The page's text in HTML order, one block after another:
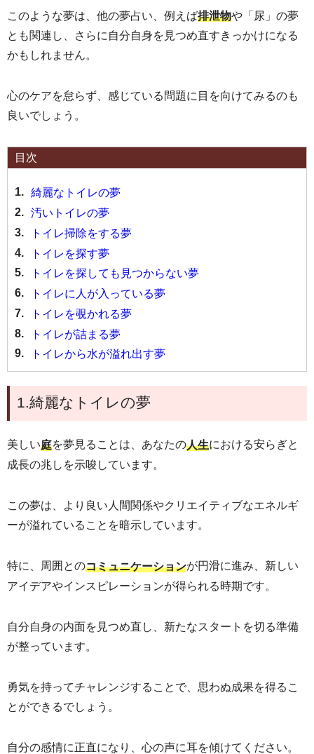
このような夢は、他の夢占い、例えば排泄物や「尿」の夢
とも関連し、さらに自分自身を見つめ直すきっかけになる
かもしれません。
心のケアを怠らず、感じている問題に目を向けてみるのも
良いでしょう。
目次
1. 綺麗なトイレの夢
2. 汚いトイレの夢
3.
トイレ掃除をする夢
4.
トイレを探す夢
5.
トイレを探しても見つからない夢
6.
トイレに人が入っている夢
7.
トイレを覗かれる夢
8.
トイレが詰まる夢
9.
トイレから水が溢れ出す夢
1.綺麗なトイレの夢
美しい庭を夢見ることは、あなたの人生における安らぎと
成長の兆しを示唆しています。
この夢は、より良い人間関係やクリエイティブなエネルギ
ーが溢れていることを暗示しています。
特に、周囲とのコミュニケーションが円滑に進み、新しい
アイデアやインスピレーションが得られる時期です。
自分自身の内面を見つめ直し、新たなスタートを切る準備
が整っています。
勇気を持ってチャレンジすることで、思わぬ成果を得るこ
とができるでしょう。
自分の感情に正直になり、心の声に耳を傾けてください。